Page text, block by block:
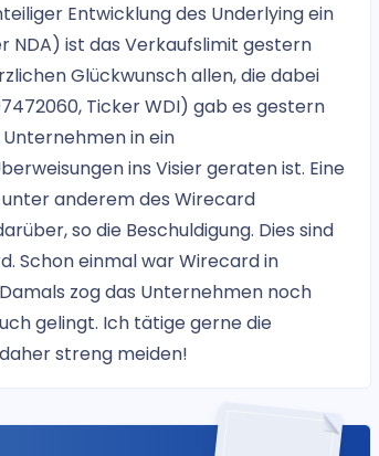
Entwicklung des Underlying ein
NDA) ist das Verkaufslimit gestern
Glückwunsch allen, die dabei
Ticker WDI) gab es gestern
in ein
ins Visier geraten ist. Eine
anderem des Wirecard
so die Beschuldigung. Dies sind
Schon einmal war Wirecard in
zog das Unternehmen noch
gelingt. Ich tätige gerne die
daher streng meiden!